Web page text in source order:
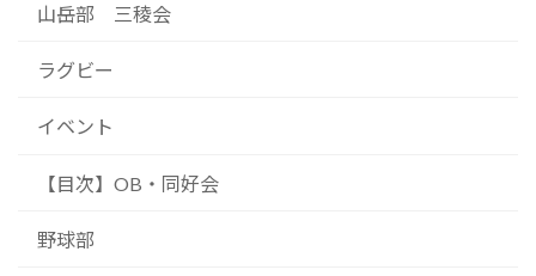
山岳部 三稜会
ラグビー
イベント
【目次】OB・同好会
野球部